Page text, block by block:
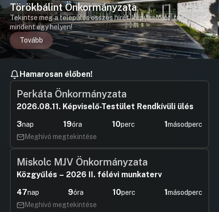
Törökbálint Önkormányzata
Tekintse meg a település összes hírét, képviselőjét, tudjon meg
mindent egy helyen!
Tovább
Hamarosan élőben!
Perkáta Önkormányzata
2026.08.11. Képviselő-Testület Rendkívüli ülés
3nap 19óra 10perc 1másodperc
Meghívó megtekintése
Miskolc MJV Önkormányzata
Közgyűlés – 2026 II. félévi munkaterv
47nap 9óra 10perc 1másodperc
Meghívó megtekintése